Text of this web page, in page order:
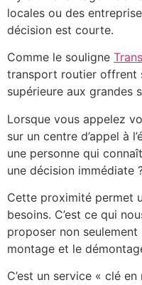
locales ou des
décision est courte.
Comme le souligne
transport routier offrent
supérieure aux grandes
Lorsque vous appelez
sur un centre d’appel à
une personne qui
une décision immédiate
Cette proximité permet
besoins. C’est ce qui
proposer non
montage et le
C’est un service « clé